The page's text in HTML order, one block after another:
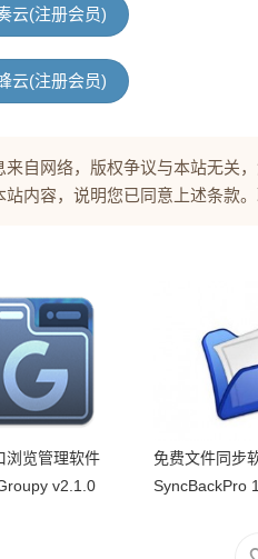
云(注册会员)
云(注册会员)
来自网络，版权争议与本站无关
站内容，说明您已同意上述条款
浏览管理软件
v2.1.0
免费文件同步
SyncBackPro